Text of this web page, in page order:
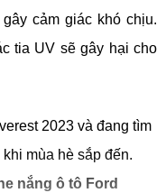
cảm giác khó chịu.
tia UV sẽ gây hại cho
2023 và đang tìm
mùa hè sắp đến.
nắng ô tô Ford